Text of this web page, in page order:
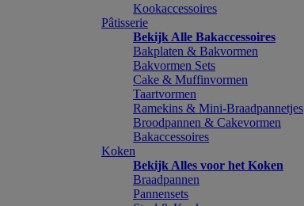
Kookaccessoires
Pâtisserie
Bekijk Alle Bakaccessoires
Bakplaten & Bakvormen
Bakvormen Sets
Cake & Muffinvormen
Taartvormen
Ramekins & Mini-Braadpannetjes
Broodpannen & Cakevormen
Bakaccessoires
Koken
Bekijk Alles voor het Koken
Braadpannen
Pannensets